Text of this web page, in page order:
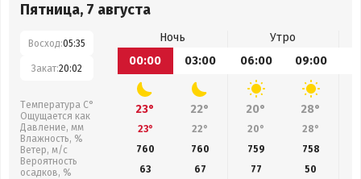
Пятница, 7 августа
Восход:05:35
Закат:20:02
Температура С°
Ощущается как
Давление, мм
Влажность, %
Ветер, м/с
Вероятность
осадков, %
Ночь
Утро
00:00
03:00 06:00 09:00
23° 22° 20° 28°
23° 22° 20° 28°
760
760 759 758
63
67 77 50